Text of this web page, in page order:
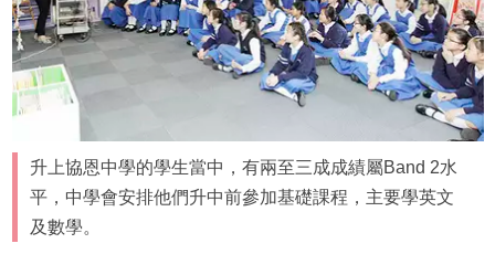
升上協恩中學的學生當中，有兩至三成成績屬Band 2水
平，中學會安排他們升中前參加基礎課程，主要學英文
及數學。